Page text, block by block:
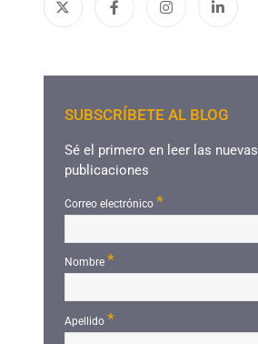
SUBSCRÍBETE AL BLOG
Sé el primero en leer las nuevas
publicaciones
Correo electrónico *
Nombre *
Apellido *